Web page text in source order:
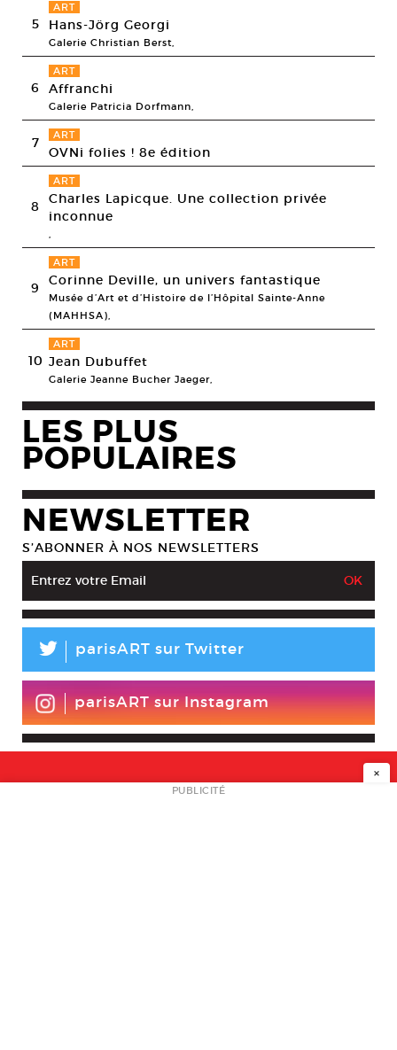
5
ART
Hans-Jörg Georgi
Galerie Christian Berst,
6
ART
Affranchi
Galerie Patricia Dorfmann,
7 ART
OVNi folies ! 8e édition
8
ART
Charles Lapicque. Une collection privée
inconnue
,
9
ART
Corinne Deville, un univers fantastique
Musée d’Art et d’Histoire de l’Hôpital Sainte-Anne
(MAHHSA),
10
ART
Jean Dubuffet
Galerie Jeanne Bucher Jaeger,
LES PLUS
POPULAIRES
NEWSLETTER
S’ABONNER À NOS NEWSLETTERS
L parisART sur Twitter
parisART sur Instagram
NEWSLETTER
×
PUBLICITÉ